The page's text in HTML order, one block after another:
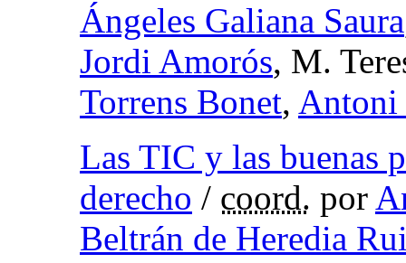
Ángeles Galiana Saura
Jordi Amorós, M.
Torrens Bonet, Antoni
Las TIC y las buenas
derecho / coord. por
Beltrán de Heredia